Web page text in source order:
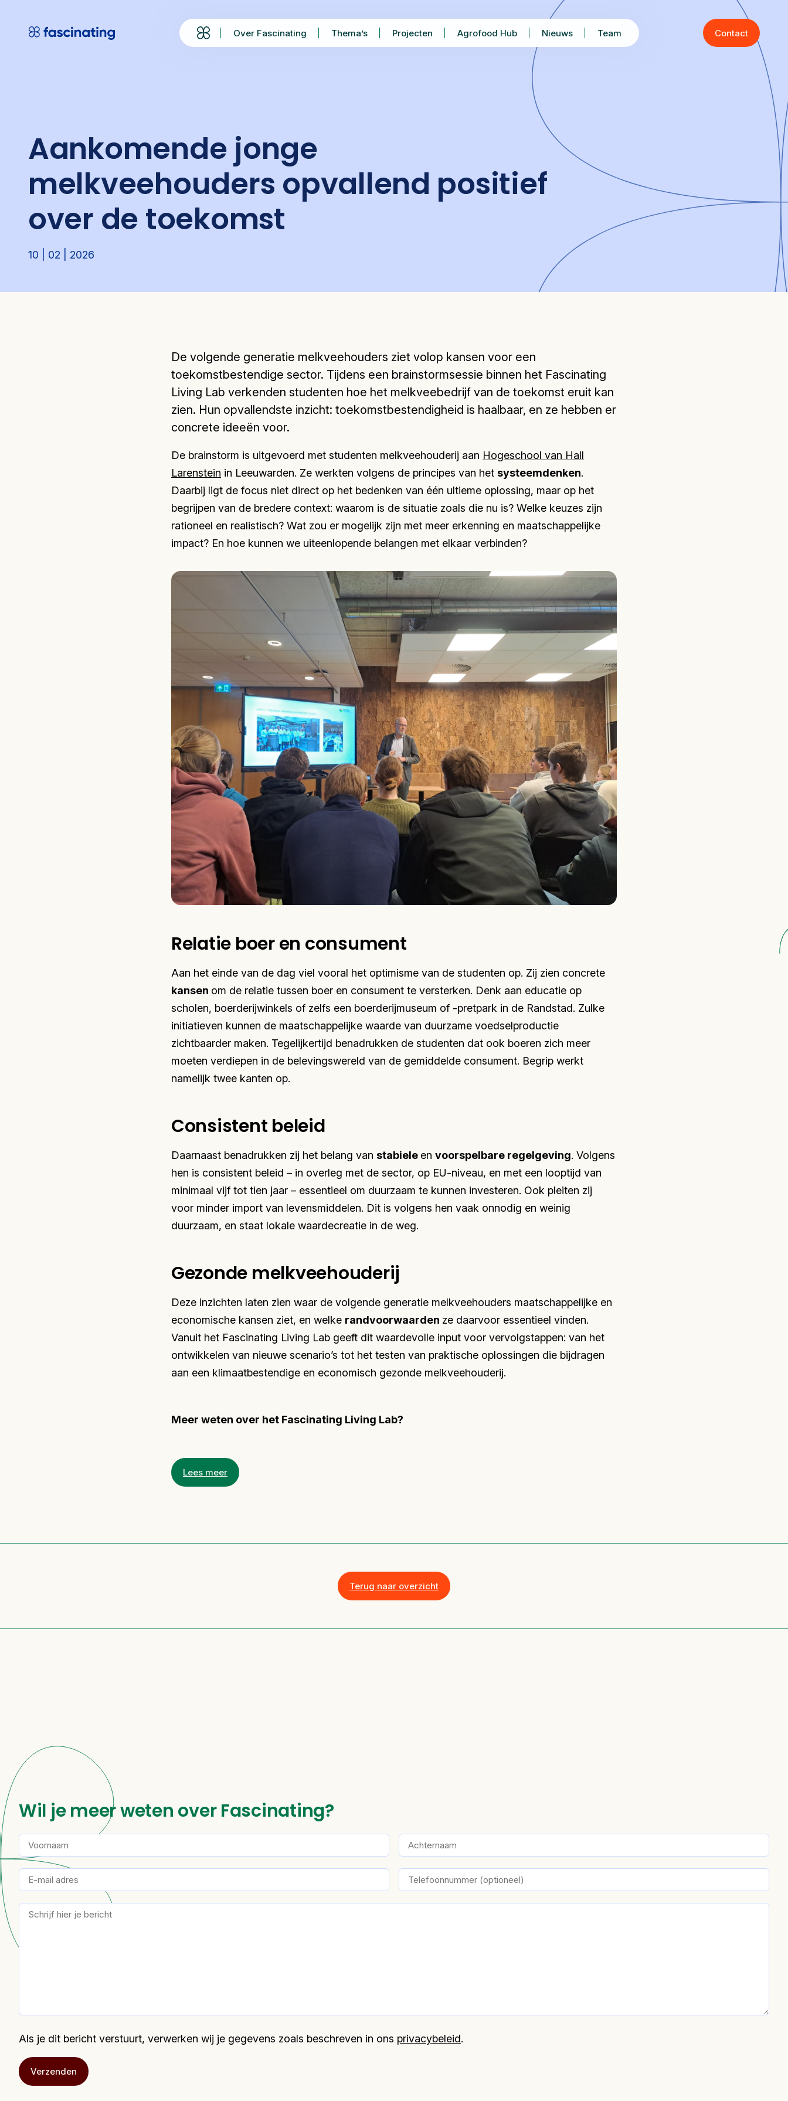
Over Fascinating Thema’s Projecten Agrofood Hub Nieuws Team Contact
Aankomende jonge
melkveehouders opvallend positief
over de toekomst
10 | 02 | 2026
De volgende generatie melkveehouders ziet volop kansen voor een
toekomstbestendige sector. Tijdens een brainstormsessie binnen het Fascinating
Living Lab verkenden studenten hoe het melkveebedrijf van de toekomst eruit kan
zien. Hun opvallendste inzicht: toekomstbestendigheid is haalbaar, en ze hebben er
concrete ideeën voor.
De brainstorm is uitgevoerd met studenten melkveehouderij aan Hogeschool van Hall
Larenstein in Leeuwarden. Ze werkten volgens de principes van het systeemdenken.
Daarbij ligt de focus niet direct op het bedenken van één ultieme oplossing, maar op het
begrijpen van de bredere context: waarom is de situatie zoals die nu is? Welke keuzes zijn
rationeel en realistisch? Wat zou er mogelijk zijn met meer erkenning en maatschappelijke
impact? En hoe kunnen we uiteenlopende belangen met elkaar verbinden?
Relatie boer en consument
Aan het einde van de dag viel vooral het optimisme van de studenten op. Zij zien concrete
kansen om de relatie tussen boer en consument te versterken. Denk aan educatie op
scholen, boerderijwinkels of zelfs een boerderijmuseum of -pretpark in de Randstad. Zulke
initiatieven kunnen de maatschappelijke waarde van duurzame voedselproductie
zichtbaarder maken. Tegelijkertijd benadrukken de studenten dat ook boeren zich meer
moeten verdiepen in de belevingswereld van de gemiddelde consument. Begrip werkt
namelijk twee kanten op.
Consistent beleid
Daarnaast benadrukken zij het belang van stabiele en voorspelbare regelgeving. Volgens
hen is consistent beleid – in overleg met de sector, op EU-niveau, en met een looptijd van
minimaal vijf tot tien jaar – essentieel om duurzaam te kunnen investeren. Ook pleiten zij
voor minder import van levensmiddelen. Dit is volgens hen vaak onnodig en weinig
duurzaam, en staat lokale waardecreatie in de weg.
Gezonde melkveehouderij
Deze inzichten laten zien waar de volgende generatie melkveehouders maatschappelijke en
economische kansen ziet, en welke randvoorwaarden ze daarvoor essentieel vinden.
Vanuit het Fascinating Living Lab geeft dit waardevolle input voor vervolgstappen: van het
ontwikkelen van nieuwe scenario’s tot het testen van praktische oplossingen die bijdragen
aan een klimaatbestendige en economisch gezonde melkveehouderij.
Meer weten over het Fascinating Living Lab?
Lees meer
Terug naar overzicht
Wil je meer weten over Fascinating?
Als je dit bericht verstuurt, verwerken wij je gegevens zoals beschreven in ons privacybeleid.